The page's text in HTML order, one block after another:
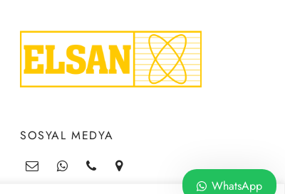
SOSYAL MEDYA
WhatsApp